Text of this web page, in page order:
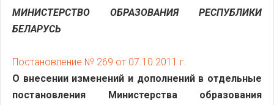
МИНИСТЕРСТВО ОБРАЗОВАНИЯ РЕСПУБЛИКИ
БЕЛАРУСЬ
Постановление № 269 от 07.10.2011 г.
О внесении изменений и дополнений в отдельные
постановления Министерства образования